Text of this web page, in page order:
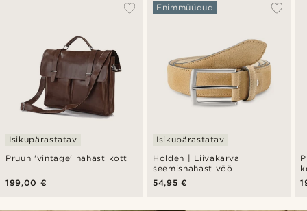
Pruun 'vintage' nahast kott
Isikupärastatav
199,00 €
Holden | Liivakarva
seemisnahast vöö
Enimmüüdud
Isikupärastatav
54,95 €